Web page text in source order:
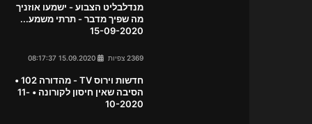
מנדלבליט הצבוע - ישמעו אוזניך
מה שפיך מדבר - תרתי משמע...
15-09-2020
2369 צפיות
חדשות וירוס TV - מהדורה 102 •
הסיבה שאין חיסון לקורונה • 11-
10-2020